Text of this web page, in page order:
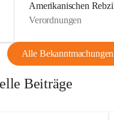
Amerikanischen
Verordnungen
Alle Bekanntmachungen
Beiträge